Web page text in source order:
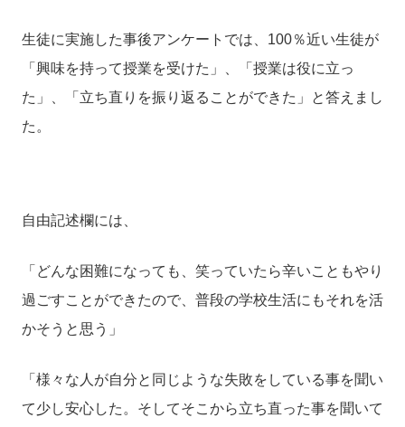
生徒に実施した事後アンケートでは、 100％近い生徒が
「興味を持って授業を受けた」、「授業は役に立っ
た」、「立ち直りを振り返ることができた」と答えまし
た。
自由記述欄には、
「どんな困難になっても、笑っていたら辛いこともやり
過ごすことができたので、普段の学校生活にもそれを活
かそうと思う」
「様々な人が自分と同じような失敗をしている事を聞い
て少し安心した。そしてそこから立ち直った事を聞いて